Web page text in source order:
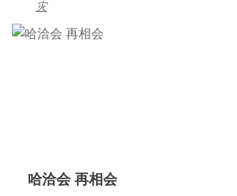
灾
哈洽会 再相会